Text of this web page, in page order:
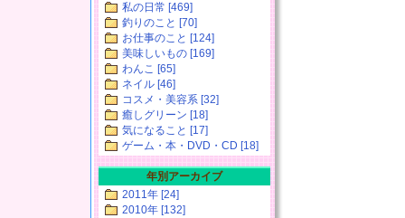
私の日常 [469]
釣りのこと [70]
お仕事のこと [124]
美味しいもの [169]
わんこ [65]
ネイル [46]
コスメ・美容系 [32]
癒しグリーン [18]
気になること [17]
ゲーム・本・DVD・CD [18]
年別アーカイブ
2011年 [24]
2010年 [132]